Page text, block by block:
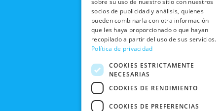
m
NOSOTROS
NUESTRAS
TIENDAS
BLACK
FRIDAY
CONTACTO
DEVOLUCIONES
Y CAMBIOS
CANCELAR
PEDIDO
CONDICIONES
DE COMPRA
sobre su uso de nuestro sitio con nuestros
socios de publicidad y análisis, quienes
pueden combinarla con otra información
que les haya proporcionado o que hayan
recopilado a partir del uso de sus servicios.
Política de privacidad
COOKIES ESTRICTAMENTE
NECESARIAS
COOKIES DE RENDIMIENTO
COOKIES DE PREFERENCIAS